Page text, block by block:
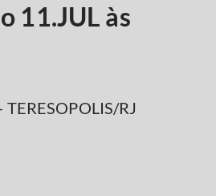
11.JUL às
RJ